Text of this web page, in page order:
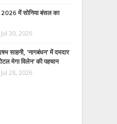
2026 में सोनिया बंसल का
Jul 30, 2026
साहनी, 'नागबंधन' में दमदार
मेगा विलेन' की पहचान
Jul 28, 2026